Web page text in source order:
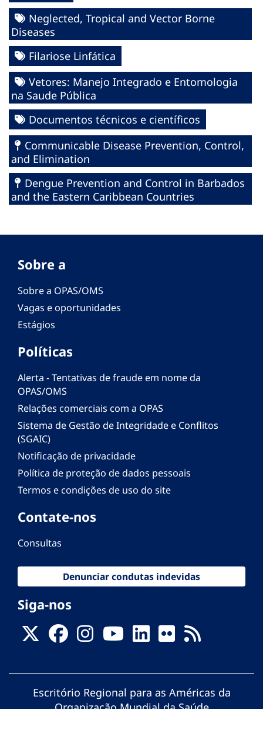
Neglected, Tropical and Vector Borne
Diseases
Filariose Linfática
Vetores: Manejo Integrado e Entomologia
na Saude Pública
Documentos técnicos e científicos
Communicable Disease Prevention, Control,
and Elimination
Dengue Prevention and Control in Barbados
and the Eastern Caribbean Countries
Sobre a
Sobre a OPAS/OMS
Vagas e oportunidades
Estágios
Políticas
Alerta - Tentativas de fraude em nome da
OPAS/OMS
Relações comerciais com a OPAS
Sistema de Gestão de Integridade e Conflitos
(SGAIC)
Notificação de privacidade
Política de proteção de dados pessoais
Termos e condições de uso do site
Contate-nos
Consultas
Denunciar condutas indevidas
Siga-nos
Escritório Regional para as Américas da
Organização Mundial da Saúde